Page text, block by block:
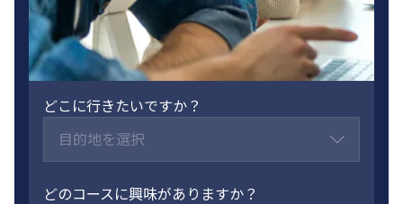
どこに行きたいですか？
目的地を選択
どのコースに興味がありますか？